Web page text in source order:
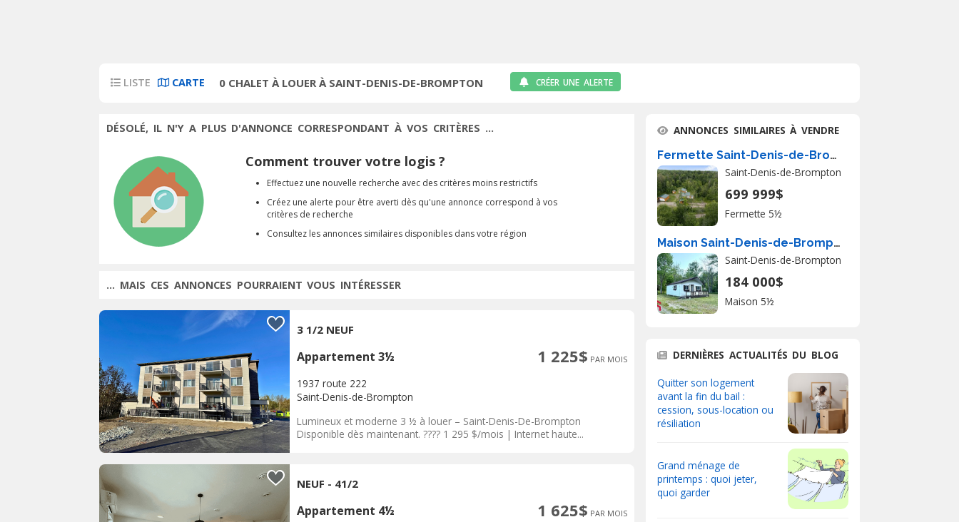
LISTE CARTE 0 CHALET À LOUER À SAINT-DENIS-DE-BROMPTON CRÉER UNE ALERTE
DÉSOLÉ, IL N'Y A PLUS D'ANNONCE CORRESPONDANT À VOS CRITÈRES ...
Comment trouver votre logis ?
Effectuez une nouvelle recherche avec des critères moins restrictifs
Créez une alerte pour être averti dès qu'une annonce correspond à vos
critères de recherche
Consultez les annonces similaires disponibles dans votre région
... MAIS CES ANNONCES POURRAIENT VOUS INTÉRESSER
3 1/2 NEUF
Appartement 3½ 1 225$ PAR MOIS
1937 route 222
Saint-Denis-de-Brompton
Lumineux et moderne 3 ½ à louer – Saint-Denis-De-Brompton
Disponible dès maintenant. ???? 1 295 $/mois | Internet haute...
NEUF - 41/2
Appartement 4½ 1 625$ PAR MOIS
ANNONCES SIMILAIRES À VENDRE
Fermette Saint-Denis-de-Brompton À Vendre
Saint-Denis-de-Brompton
699 999$
Fermette 5½
Maison Saint-Denis-de-Brompton À Vendre
Saint-Denis-de-Brompton
184 000$
Maison 5½
DERNIÈRES ACTUALITÉS DU BLOG
Quitter son logement
avant la fin du bail :
cession, sous-location ou
résiliation
Grand ménage de
printemps : quoi jeter,
quoi garder